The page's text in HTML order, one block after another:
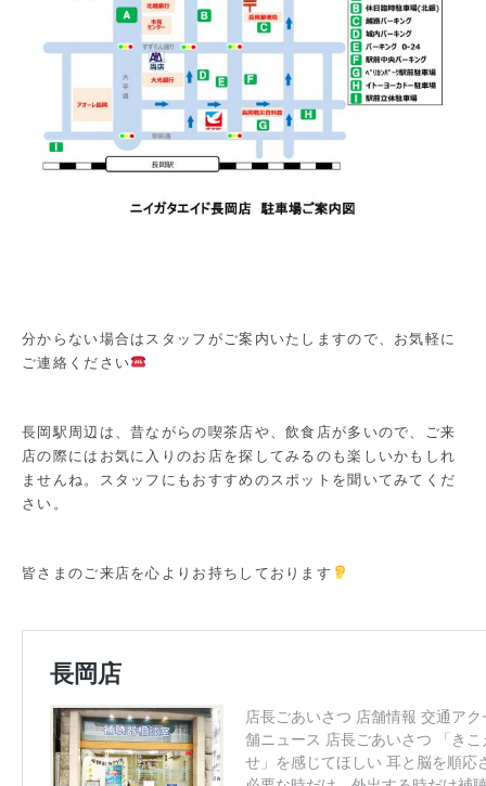
分からない場合はスタッフがご案内いたしますので、お気軽に
ご連絡ください
長岡駅周辺は、昔ながらの喫茶店や、飲食店が多いので、ご来
店の際にはお気に入りのお店を探してみるのも楽しいかもしれ
ませんね。スタッフにもおすすめのスポットを聞いてみてくだ
さい。
皆さまのご来店を心よりお持ちしております